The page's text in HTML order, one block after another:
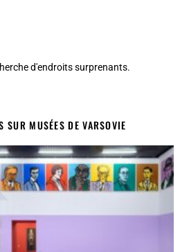
d'endroits surprenants.
SUR MUSÉES DE VARSOVIE